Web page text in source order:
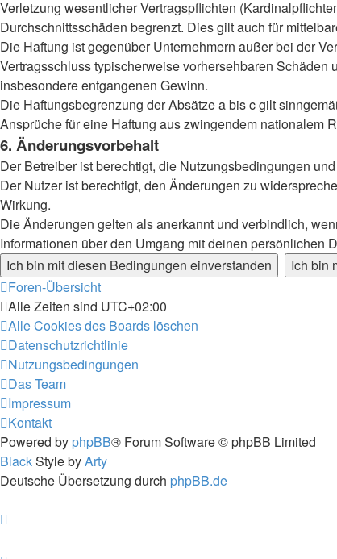
Verletzung wesentlicher Vertragspflichten
Durchschnittsschäden begrenzt. Dies gilt auch für
Die Haftung ist gegenüber Unternehmern außer bei der
Vertragsschluss typischerweise vorhersehbaren
insbesondere entgangenen Gewinn.
Die Haftungsbegrenzung der Absätze a bis c gilt
Ansprüche für eine Haftung aus zwingendem nationalem
6. Änderungsvorbehalt
Der Betreiber ist berechtigt, die Nutzungsbedingungen
Der Nutzer ist berechtigt, den Änderungen zu
Wirkung.
Die Änderungen gelten als anerkannt und verbindlich,
Informationen über den Umgang mit deinen persönlichen
Foren-Übersicht
Alle Zeiten sind UTC+02:00
Alle Cookies des Boards löschen
Datenschutzrichtlinie
Nutzungsbedingungen
Das Team
Impressum
Kontakt
Powered by phpBB® Forum Software © phpBB Limited
BlackStyle byArty
Deutsche Übersetzung durch phpBB.de